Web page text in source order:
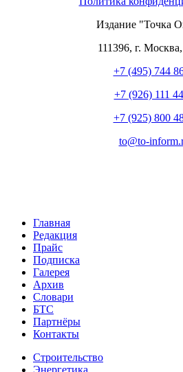
Издание "Точка
111396, г. Москва,
+7 (495) 744
+7 (926) 111
+7 (925) 800
to​@​to-
Главная
Редакция
Прайс
Подписка
Галерея
Архив
Словари
БТС
Партнёры
Контакты
Строительство
Энергетика